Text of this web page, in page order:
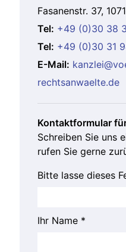
Fasanenstr. 37,
Tel: +49 (0)30 38
Tel: +49 (0)30 31
E-Mail:
rechtsanwaelte.de
Kontaktformular
Schreiben Sie uns
rufen Sie gerne
Bitte lasse dieses
Ihr Name *